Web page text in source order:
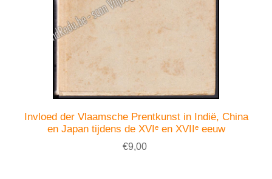
Invloed der Vlaamsche Prentkunst in Indië, China
en Japan tijdens de XVIᵉ en XVIIᵉ eeuw
€9,00